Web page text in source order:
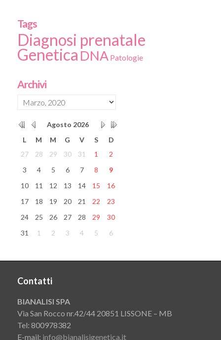
Tags
Diagnosi prenatale
Genetica DNA Patologie
Archivi
Agosto 2026
L
M M G V S
D
27
28 29 30 31 1
2
3
4 5 6 7 8
9
10
11 12 13 14 15
16
17
18 19 20 21 22
23
24
25 26 27 28 29
30
31
1 2 3 4 5 6
Contatti
BIANALISI SPA
Via San Rocco nr.42/44 20851 LISSONE – MB
Tel: 800978382
E-mail: info@bianalisigenetica.it